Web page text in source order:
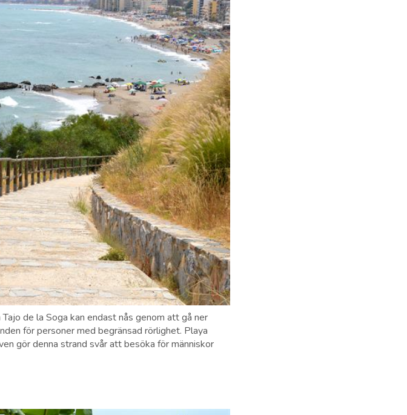
de la Soga kan endast nås genom att gå ner
för personer med begränsad rörlighet. Playa
gör denna strand svår att besöka för människor